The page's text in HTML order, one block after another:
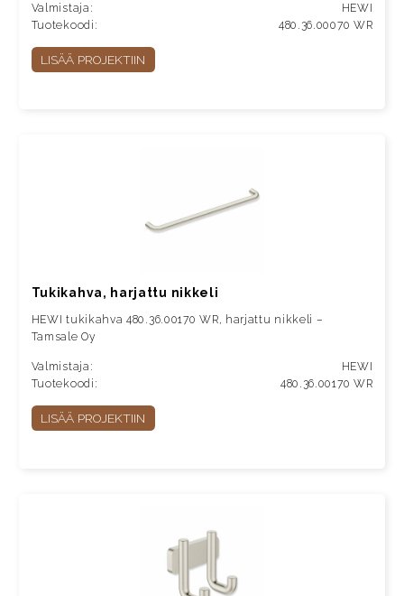
Valmistaja:
HEWI
Tuotekoodi:
480.36.00070 WR
LISÄÄ PROJEKTIIN
Tukikahva, harjattu nikkeli
HEWI tukikahva 480.36.00170 WR, harjattu nikkeli –
Tamsale Oy
Valmistaja:
HEWI
Tuotekoodi:
480.36.00170 WR
LISÄÄ PROJEKTIIN